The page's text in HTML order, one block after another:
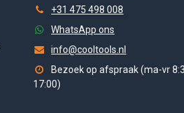
+31 475 498 008
WhatsApp ons
info@cooltools.nl
Bezoek op afspraak (ma-vr
17:00)